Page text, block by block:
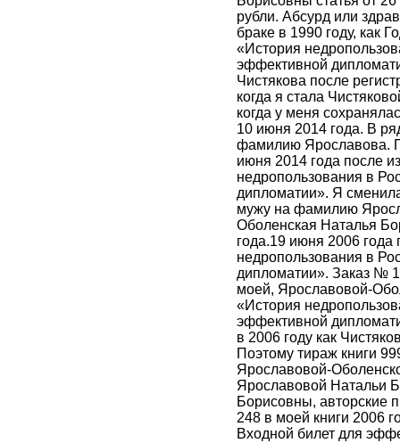
рубли. Абсурд или
браке в 1990 году, как
«История
эффективной
Чистякова после
когда я стала
когда у меня
10 июня 2014 года. В
фамилию Ярославова.
июня 2014 года после
недропользования в
дипломатии». Я
мужу на фамилию
Оболенская Наталья
года.19 июня 2006 года
недропользования в
дипломатии». Заказ №
моей, Ярославовой-
«История
эффективной
в 2006 году как
Поэтому тираж книги
Ярославовой-
Ярославовой Натальи
Борисовны, авторские
248 в моей книги 2006
Входной билет для